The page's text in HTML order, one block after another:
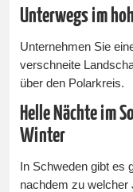
Unterwegs im
Unternehmen Sie
verschneite
über den Polarkreis.
Helle Nächte im
Winter
In Schweden gibt es
nachdem zu welcher